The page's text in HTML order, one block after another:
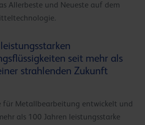
Allerbeste und Neueste auf dem
seit mehr als
strahlenden Zukunft
für Metallbearbeitung entwickelt und
als 100 Jahren leistungsstarke